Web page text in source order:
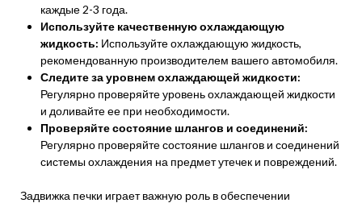
каждые 2-3 года.
Используйте качественную охлаждающую
жидкость: Используйте охлаждающую жидкость,
рекомендованную производителем вашего автомобиля.
Следите за уровнем охлаждающей жидкости:
Регулярно проверяйте уровень охлаждающей жидкости
и доливайте ее при необходимости.
Проверяйте состояние шлангов и соединений:
Регулярно проверяйте состояние шлангов и соединений
системы охлаждения на предмет утечек и повреждений.
Задвижка печки играет важную роль в обеспечении